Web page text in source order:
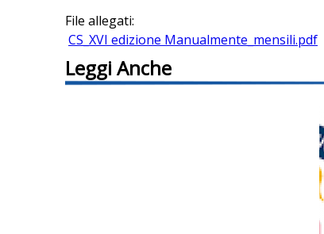
File allegati:
CS_XVI edizione Manualmente_mensili.pdf
Leggi Anche